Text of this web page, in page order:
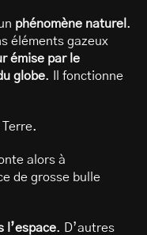
phénomène naturel .
éléments gazeux
émise par le
globe. Il fonctionne
alors à
de grosse bulle
l’espace. D’autres